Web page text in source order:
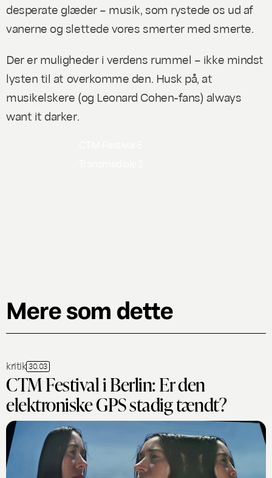
desperate glæder – musik, som rystede os ud af
vanerne og slettede vores smerter med smerte.
Der er muligheder i verdens rummel – ikke mindst
lysten til at overkomme den. Husk på, at
musikelskere (og Leonard Cohen-fans) always
want it darker.
Mere som dette
kritik 30.03
CTM Festival i Berlin: Er den
elektroniske GPS stadig tændt?